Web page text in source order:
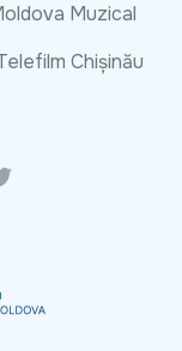
Muzical
Chișinău